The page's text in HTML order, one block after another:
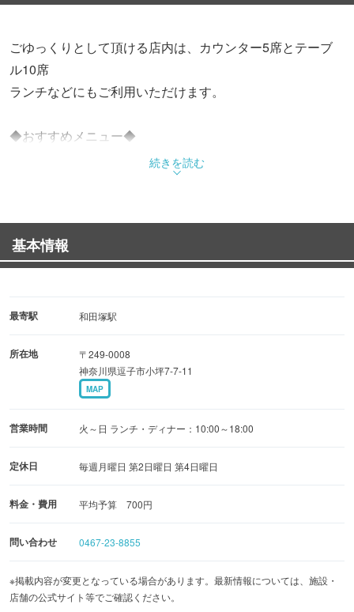
ごゆっくりとして頂ける店内は、カウンター5席とテーブ
ル10席
ランチなどにもご利用いただけます。
◆おすすめメニュー◆
しょうゆベースの和風味がベースとなっています。
他にも寒天やあんみつ、ところてんなど甘味も用意してい
ます。
★第一・第三水曜日限定のお持ち帰りメニュー★
・季節限定のごはん(一例：サザエ・新ショウガ)など
※数に限りがございます※
【ぐるなびお食事券取扱店】
続きを読む
基本情報
最寄駅 和田塚駅
所在地
〒249-0008
神奈川県逗子市小坪7-7-11
MAP
営業時間 火～日 ランチ・ディナー：10:00～18:00
定休日 毎週月曜日 第2日曜日 第4日曜日
料金・費用 平均予算 700円
問い合わせ 0467-23-8855
※掲載内容が変更となっている場合があります。最新情報については、施設・
店舗の公式サイト等でご確認ください。